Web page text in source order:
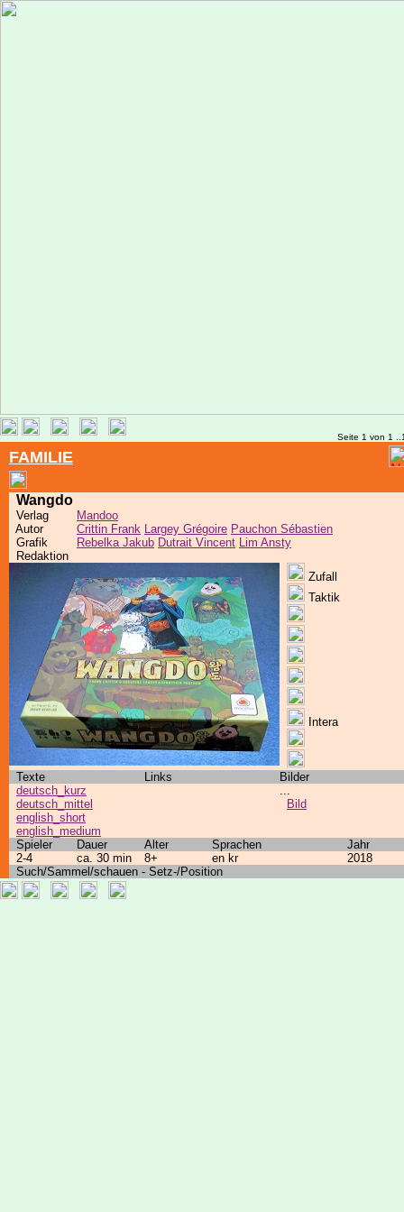
Seite 1 von 1
FAMILIE
Wangdo
Verlag
Mandoo
Autor
Crittin Frank Largey Grégoire Pauchon Sébastien
Grafik
Rebelka Jakub Dutrait Vincent Lim Ansty
Redaktion
Zufall
Taktik
Intera
Texte Links
Bilder
deutsch_kurz
deutsch_mittel
english_short
english_medium
...
Bild
Spieler Dauer Alter Sprachen
Jahr
2-4
ca. 30 min 8+ en kr
2018
Such/Sammel/schauen - Setz-/Position